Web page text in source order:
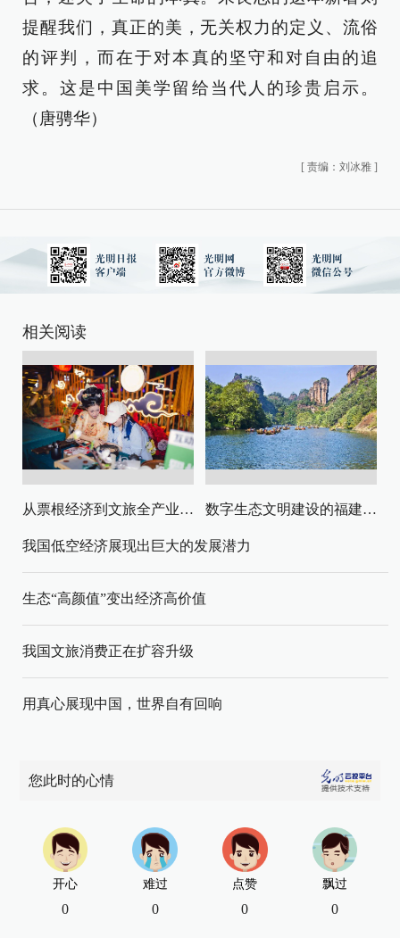
提醒我们，真正的美，无关权力的定义、流俗
的评判，而在于对本真的坚守和对自由的追
求。这是中国美学留给当代人的珍贵启示。
（唐骋华）
[ 责编：刘冰雅 ]
相关阅读
从票根经济到文旅全产业链升级 数字生态文明建设的福建路径与启示
我国低空经济展现出巨大的发展潜力
生态“高颜值”变出经济高价值
我国文旅消费正在扩容升级
用真心展现中国，世界自有回响
您此时的心情
开心
0
难过
0
点赞
0
飘过
0